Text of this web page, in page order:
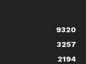
9320
3257
2194